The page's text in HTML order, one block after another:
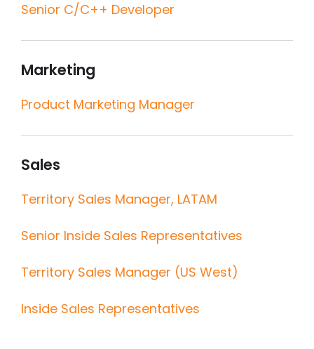
Senior C/C++ Developer
Marketing
Product Marketing Manager
Sales
Territory Sales Manager, LATAM
Senior Inside Sales Representatives
Territory Sales Manager (US West)
Inside Sales Representatives